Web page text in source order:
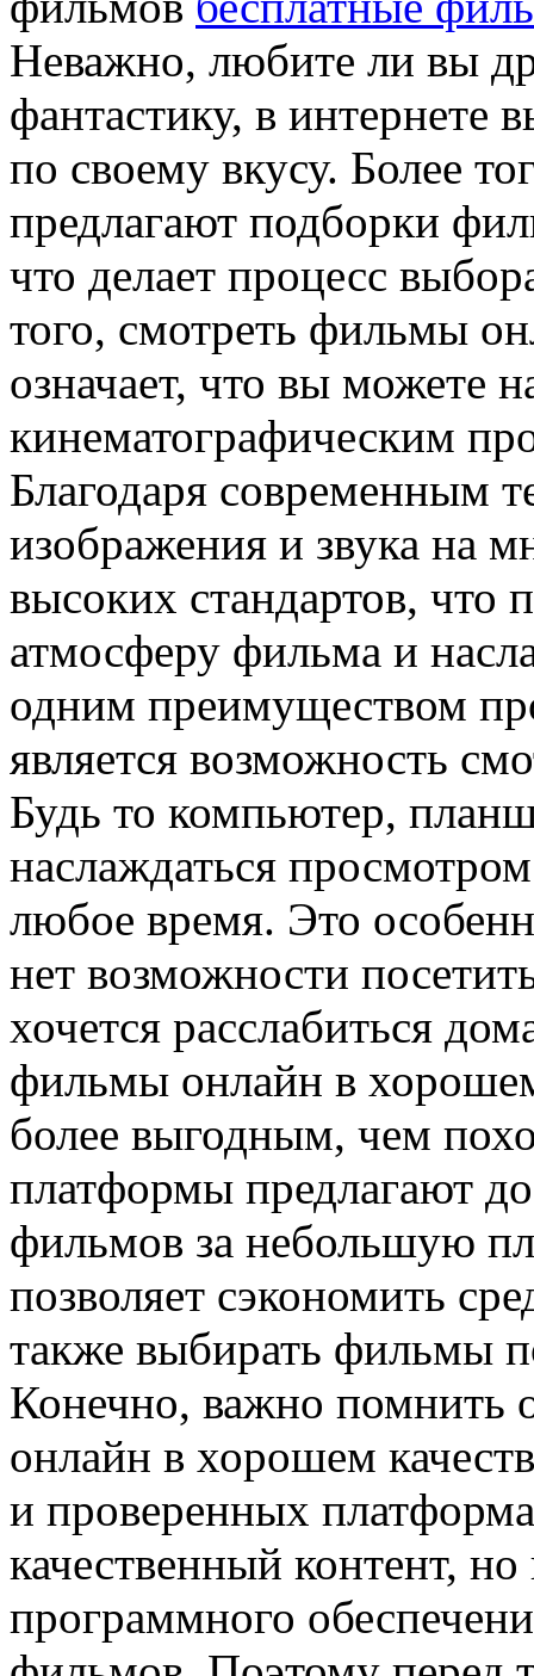
Неважно, любите ли вы
фантастику, в интернете
по своему вкусу. Более
предлагают подборки
что делает процесс
того, смотреть фильмы
означает, что вы можете
кинематографическим
Благодаря современным
изображения и звука на
высоких стандартов, что
атмосферу фильма и
одним преимуществом
является возможность
Будь то компьютер,
наслаждаться
любое время. Это
нет возможности
хочется расслабиться
фильмы онлайн в
более выгодным, чем
платформы предлагают
фильмов за небольшую
позволяет сэкономить
также выбирать фильмы
Конечно, важно помнить
онлайн в хорошем
и проверенных
качественный контент,
программного